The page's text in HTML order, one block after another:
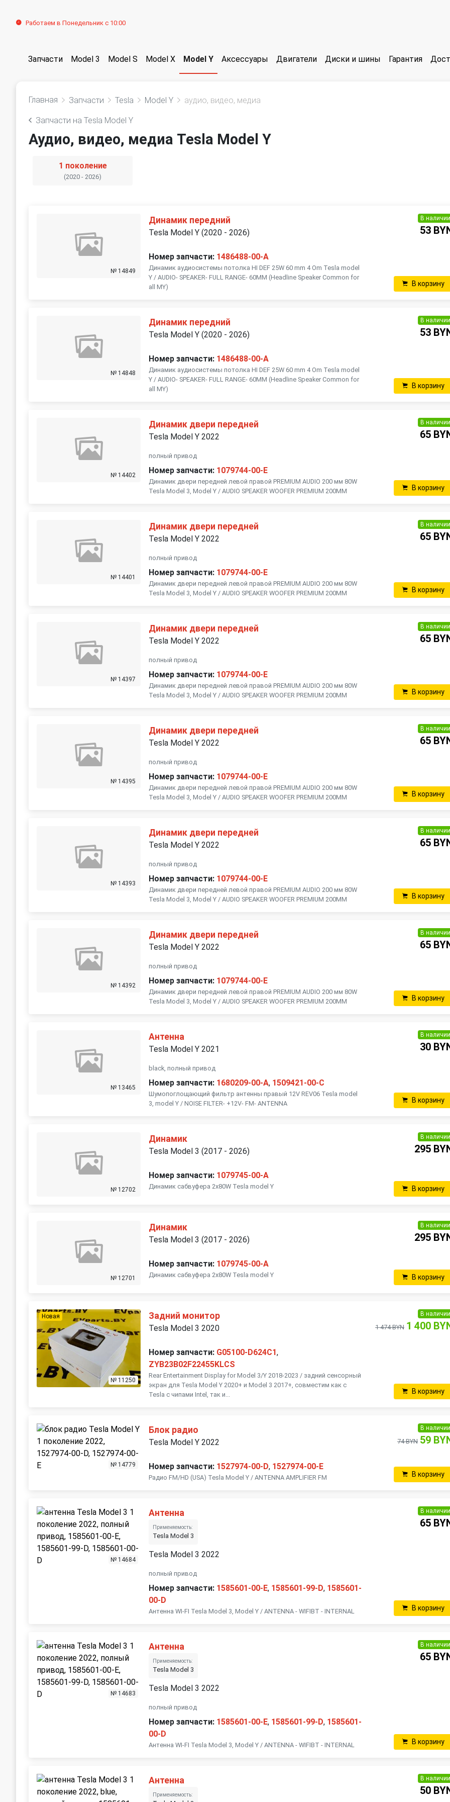
Работаем в Понедельник с 10:00
Запчасти Model 3 Model S Model X Model Y Аксессуары Двигатели Диски и шины Гарантия
Главная Запчасти Tesla Model Y аудио, видео, медиа
Запчасти на Tesla Model Y
Аудио, видео, медиа Tesla Model Y
1 поколение
(2020 - 2026)
№ 14849
Динамик передний
Tesla Model Y (2020 - 2026)
Номер запчасти: 1486488-00-A
Динамик аудиосистемы потолка HI DEF 25W 60 mm 4 Om Tesla model
Y / AUDIO- SPEAKER- FULL RANGE- 60MM (Headline Speaker Common for
all MY)
В наличии
53
В корзину
№ 14848
Динамик передний
Tesla Model Y (2020 - 2026)
Номер запчасти: 1486488-00-A
Динамик аудиосистемы потолка HI DEF 25W 60 mm 4 Om Tesla model
Y / AUDIO- SPEAKER- FULL RANGE- 60MM (Headline Speaker Common for
all MY)
В наличии
53
В корзину
№ 14402
Динамик двери передней
Tesla Model Y 2022
полный привод
Номер запчасти: 1079744-00-E
Динамик двери передней левой правой PREMIUM AUDIO 200 мм 80W
Tesla Model 3, Model Y / AUDIO SPEAKER WOOFER PREMIUM 200MM
В наличии
65
В корзину
№ 14401
Динамик двери передней
Tesla Model Y 2022
полный привод
Номер запчасти: 1079744-00-E
Динамик двери передней левой правой PREMIUM AUDIO 200 мм 80W
Tesla Model 3, Model Y / AUDIO SPEAKER WOOFER PREMIUM 200MM
В наличии
65
В корзину
№ 14397
Динамик двери передней
Tesla Model Y 2022
полный привод
Номер запчасти: 1079744-00-E
Динамик двери передней левой правой PREMIUM AUDIO 200 мм 80W
Tesla Model 3, Model Y / AUDIO SPEAKER WOOFER PREMIUM 200MM
В наличии
65
В корзину
№ 14395
Динамик двери передней
Tesla Model Y 2022
полный привод
Номер запчасти: 1079744-00-E
Динамик двери передней левой правой PREMIUM AUDIO 200 мм 80W
Tesla Model 3, Model Y / AUDIO SPEAKER WOOFER PREMIUM 200MM
В наличии
65
В корзину
№ 14393
Динамик двери передней
Tesla Model Y 2022
полный привод
Номер запчасти: 1079744-00-E
Динамик двери передней левой правой PREMIUM AUDIO 200 мм 80W
Tesla Model 3, Model Y / AUDIO SPEAKER WOOFER PREMIUM 200MM
В наличии
65
В корзину
№ 14392
Динамик двери передней
Tesla Model Y 2022
полный привод
Номер запчасти: 1079744-00-E
Динамик двери передней левой правой PREMIUM AUDIO 200 мм 80W
Tesla Model 3, Model Y / AUDIO SPEAKER WOOFER PREMIUM 200MM
В наличии
65
В корзину
№ 13465
Антенна
Tesla Model Y 2021
black, полный привод
Номер запчасти: 1680209-00-A, 1509421-00-C
Шумопоглощающий фильтр антенны правый 12V REV06 Tesla model
3, model Y / NOISE FILTER- +12V- FM- ANTENNA
В наличии
30
В корзину
№ 12702
Динамик
Tesla Model 3 (2017 - 2026)
Номер запчасти: 1079745-00-A
Динамик сабвуфера 2x80W Tesla model Y
В наличии
295
В корзину
№ 12701
Динамик
Tesla Model 3 (2017 - 2026)
Номер запчасти: 1079745-00-A
Динамик сабвуфера 2x80W Tesla model Y
В наличии
295
В корзину
Новая
№ 11250
Задний монитор
Tesla Model 3 2020
Номер запчасти: G05100-D624C1,
ZYB23B02F22455KLCS
Rear Entertainment Display for Model 3/Y 2018-2023 / задний сенсорный
экран для Tesla Model Y 2020+ и Model 3 2017+, совместим как с
Tesla с чипами Intel, так и...
В наличии
1 474 BYN 1 400
В корзину
№ 14779
Блок радио
Tesla Model Y 2022
Номер запчасти: 1527974-00-D, 1527974-00-E
Радио FM/HD (USA) Tesla Model Y / ANTENNA AMPLIFIER FM
В наличии
74 BYN 59
В корзину
№ 14684
Антенна
Применяемость:
Tesla Model 3
Tesla Model 3 2022
полный привод
Номер запчасти: 1585601-00-E, 1585601-99-D, 1585601-
00-D
Антенна WI-FI Tesla Model 3, Model Y / ANTENNA - WIFIBT - INTERNAL
В наличии
65
В корзину
№ 14683
Антенна
Применяемость:
Tesla Model 3
Tesla Model 3 2022
полный привод
Номер запчасти: 1585601-00-E, 1585601-99-D, 1585601-
00-D
Антенна WI-FI Tesla Model 3, Model Y / ANTENNA - WIFIBT - INTERNAL
В наличии
65
В корзину
Антенна
Применяемость:
В наличии
50